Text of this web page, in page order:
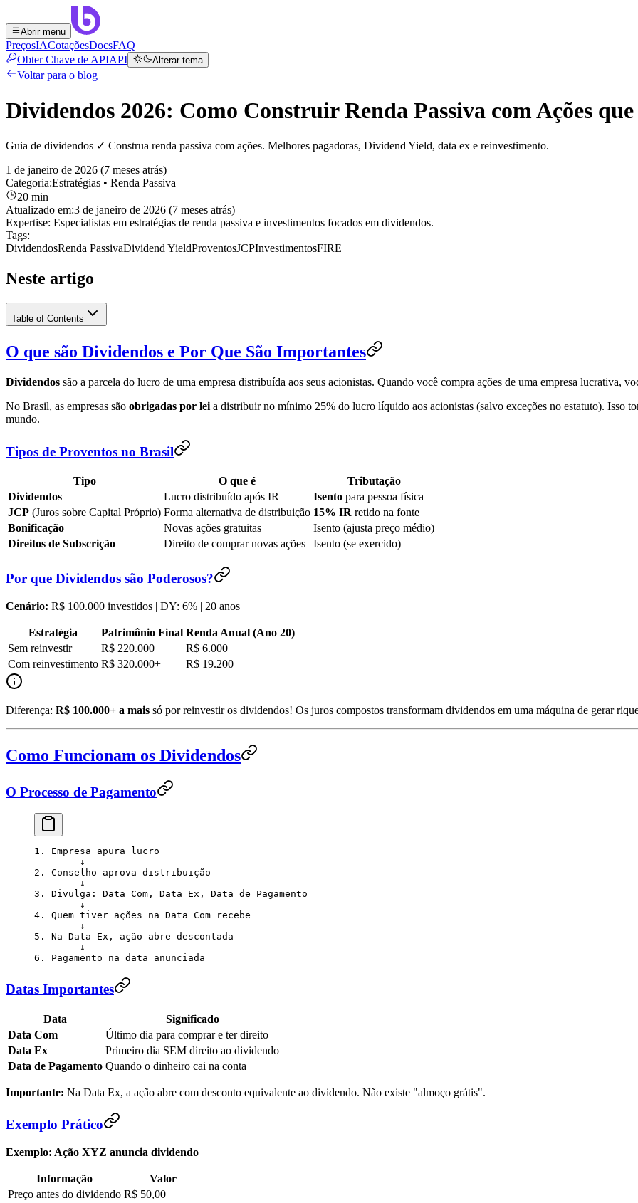
Abrir menu
PreçosIACotaçõesDocsFAQ
Obter Chave de APIAPI Alterar tema
Voltar para o blog
Dividendos 2026: Como Construir Renda Passiva com Ações
Guia de dividendos ✓ Construa renda passiva com ações. Melhores pagadoras, Dividend Yield, data ex e reinvestimento.
1 de janeiro de 2026 (7 meses atrás)
Categoria:Estratégias • Renda Passiva
20 min
Atualizado em:3 de janeiro de 2026 (7 meses atrás)
Expertise: Especialistas em estratégias de renda passiva e investimentos focados em dividendos.
Tags:
DividendosRenda PassivaDividend YieldProventosJCPInvestimentosFIRE
Neste artigo
Table of Contents
O que são Dividendos e Por Que São Importantes
Dividendos são a parcela do lucro de uma empresa distribuída aos seus acionistas. Quando você compra ações de uma empresa lucrativa,
No Brasil, as empresas são obrigadas por lei a distribuir no mínimo 25% do lucro líquido aos acionistas (salvo exceções no estatuto). Isso
mundo.
Tipos de Proventos no Brasil
Tipo O que é
Tributação
Dividendos
Lucro distribuído após IR Isento para pessoa física
JCP (Juros sobre Capital Próprio) Forma alternativa de distribuição 15% IR retido na fonte
Bonificação
Novas ações gratuitas
Isento (ajusta preço médio)
Direitos de Subscrição
Direito de comprar novas ações Isento (se exercido)
Por que Dividendos são Poderosos?
Cenário: R$ 100.000 investidos | DY: 6% | 20 anos
Estratégia Patrimônio Final Renda Anual (Ano 20)
Sem reinvestir
R$ 220.000
R$ 6.000
Com reinvestimento R$ 320.000+ R$ 19.200
Diferença: R$ 100.000+ a mais só por reinvestir os dividendos! Os juros compostos transformam dividendos em uma máquina de gerar
Como Funcionam os Dividendos
O Processo de Pagamento
1. Empresa apura lucro
        ↓
2. Conselho aprova distribuição
        ↓
3. Divulga: Data Com, Data Ex, Data de Pagamento
        ↓
4. Quem tiver ações na Data Com recebe
        ↓
5. Na Data Ex, ação abre descontada
        ↓
6. Pagamento na data anunciada
Datas Importantes
Data
Significado
Data Com
Último dia para comprar e ter direito
Data Ex
Primeiro dia SEM direito ao dividendo
Data de Pagamento Quando o dinheiro cai na conta
Importante: Na Data Ex, a ação abre com desconto equivalente ao dividendo. Não existe "almoço grátis".
Exemplo Prático
Exemplo: Ação XYZ anuncia dividendo
Informação
Valor
Preço antes do dividendo R$ 50,00